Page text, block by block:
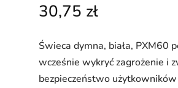
30,75 zł
Świeca dymna, biała, PXM60
wcześnie wykryć zagrożenie i
bezpieczeństwo